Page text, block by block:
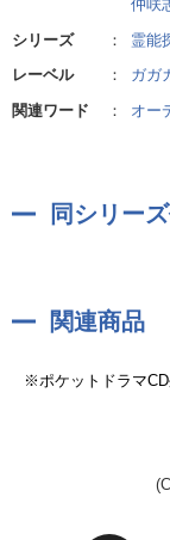
作者:綾里けいし
仲咲
シリーズ
：
霊能
レーベル
：
ガガ
関連ワード
： オー
同シリー
関連商品
※ポケットドラマ